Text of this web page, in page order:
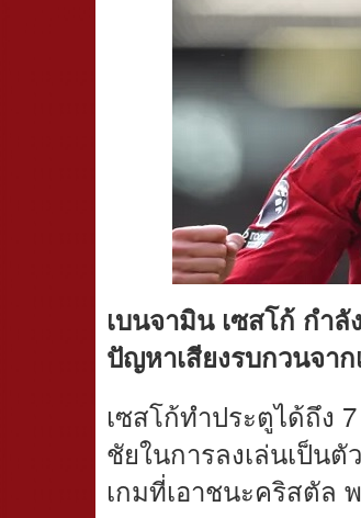
เบนจามิน เซสโก้ กำ
ปัญหาเสียงรบกวนจา
เซสโก้ทำประตูได้ถึง
ชัยในการลงเล่นเป็น
เกมที่เอาชนะคริสตัล